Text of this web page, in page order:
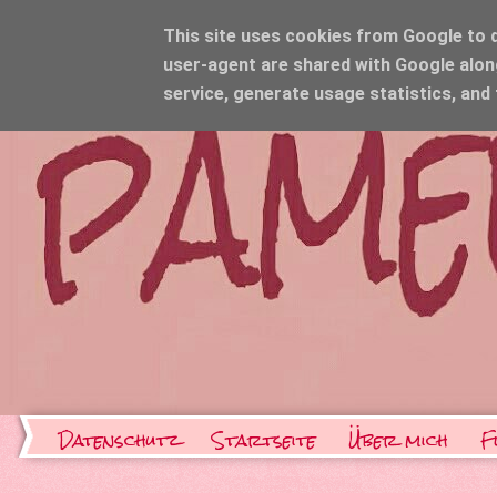
Datenschutz Startseite Über mich
This site uses cookies from Google to
user-agent are shared with Google
service, generate usage statistics,